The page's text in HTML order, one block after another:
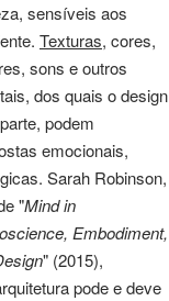
sensíveis aos
Texturas, cores,
sons e outros
dos quais o design
podem
emocionais,
Sarah Robinson,
"Mind in
Embodiment,
" (2015),
pode e deve